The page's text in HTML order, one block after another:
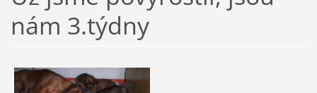
nám 3.týdny